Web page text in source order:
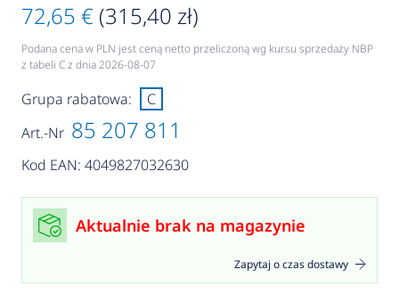
72,65 € (315,40 zł)
Podana cena w PLN jest ceną netto przeliczoną wg kursu sprzedaży NBP
z tabeli C z dnia 2026-08-07
Art.-Nr 85 207 811
Kod EAN: 4049827032630
Grupa rabatowa: C
Aktualnie brak na magazynie
Zapytaj o czas dostawy